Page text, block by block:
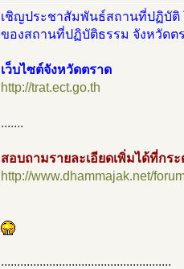
เชิญประชาสัมพันธ์สถานที่ปฏิบัติ
ของสถานที่ปฏิบัติธรรม จังหวัดต
เว็บไซต์จังหวัดตราด
http://trat.ect.go.th
.......
สอบถามรายละเอียดเพิ่มได้ที่กร
http://www.dhammajak.net/
.....................................................